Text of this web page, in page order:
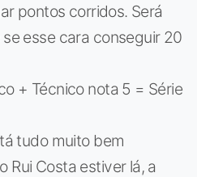
pontos corridos. Será
esse cara conseguir 20
+ Técnico nota 5 = Série
tudo muito bem
Rui Costa estiver lá, a